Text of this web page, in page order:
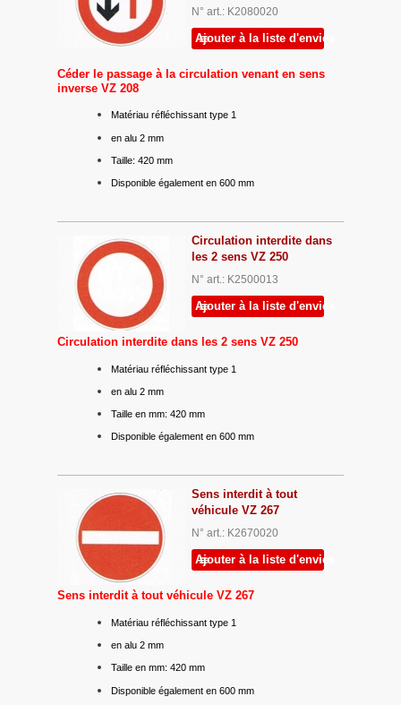
N° art.: K2080020
Ajouter à la liste d'envies
Céder le passage à la circulation venant en sens
inverse VZ 208
Matériau réfléchissant type 1
en alu 2 mm
Taille: 420 mm
Disponible également en 600 mm
Circulation interdite dans
les 2 sens VZ 250
N° art.: K2500013
Ajouter à la liste d'envies
Circulation interdite dans les 2 sens VZ 250
Matériau réfléchissant type 1
en alu 2 mm
Taille en mm: 420 mm
Disponible également en 600 mm
Sens interdit à tout
véhicule VZ 267
N° art.: K2670020
Ajouter à la liste d'envies
Sens interdit à tout véhicule VZ 267
Matériau réfléchissant type 1
en alu 2 mm
Taille en mm: 420 mm
Disponible également en 600 mm